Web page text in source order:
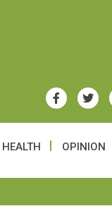
HEALTH OPINION